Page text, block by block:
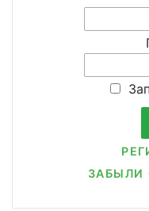
ЗАБЫЛИ